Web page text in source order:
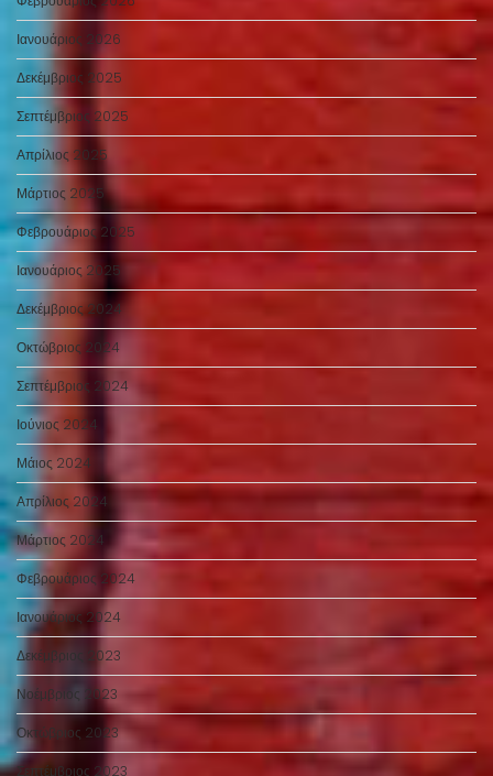
Ιανουάριος 2026
Δεκέμβριος 2025
Σεπτέμβριος 2025
Απρίλιος 2025
Μάρτιος 2025
Φεβρουάριος 2025
Ιανουάριος 2025
Δεκέμβριος 2024
Οκτώβριος 2024
Σεπτέμβριος 2024
Ιούνιος 2024
Μάιος 2024
Απρίλιος 2024
Μάρτιος 2024
Φεβρουάριος 2024
Ιανουάριος 2024
Δεκέμβριος 2023
Νοέμβριος 2023
Οκτώβριος 2023
Σεπτέμβριος 2023